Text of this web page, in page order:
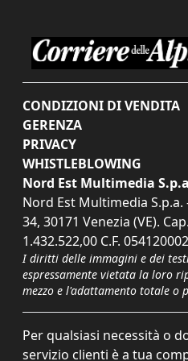
CONDIZIONI DI VENDITA
GERENZA
PRIVACY
WHISTLEBLOWING
Nord Est Multimedia
Nord Est Multimedia
34, 30171 Venezia (VE).
1.432.522,00 C.F.
I diritti delle immagini e dei
espressamente vietata la loro
mezzo e l'adattamento totale o
Per qualsiasi necessità o
servizio clienti è a tua